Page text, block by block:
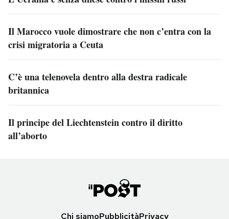
Il Marocco vuole dimostrare che non c’entra con la
crisi migratoria a Ceuta
C’è una telenovela dentro alla destra radicale
britannica
Il principe del Liechtenstein contro il diritto
all’aborto
Chi siamoPubblicitàPrivacy